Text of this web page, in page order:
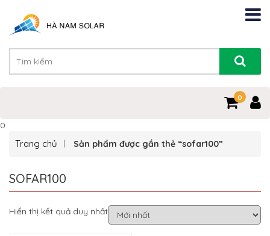
0
0
Trang chủ Sản phẩm được gắn thẻ “sofar100”
SOFAR100
Hiển thị kết quả duy nhất